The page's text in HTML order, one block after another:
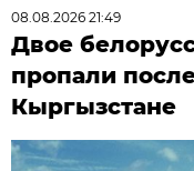
08.08.2026 21:49
Двое
пропали
Кыргызстане